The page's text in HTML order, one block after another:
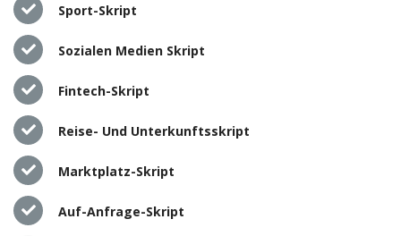
Sport-Skript
Sozialen Medien Skript
Fintech-Skript
Reise- Und Unterkunftsskript
Marktplatz-Skript
Auf-Anfrage-Skript